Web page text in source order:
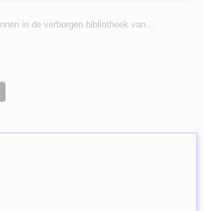
in de verborgen bibliotheek van…